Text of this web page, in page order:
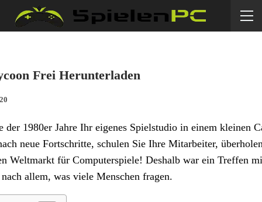
Frei Herunterladen
der 1980er Jahre Ihr eigenes Spielstudio in einem kleinen
neue Fortschritte, schulen Sie Ihre Mitarbeiter,
Weltmarkt für Computerspiele! Deshalb war ein Treffen
allem, was viele Menschen fragen.